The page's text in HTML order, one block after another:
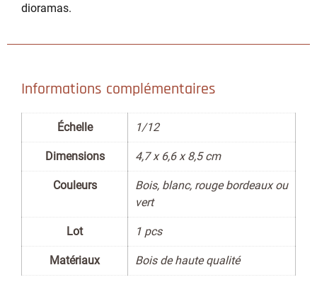
dioramas.
Informations complémentaires
Échelle 1/12
Dimensions 4,7 x 6,6 x 8,5 cm
Couleurs
Bois, blanc, rouge bordeaux ou
vert
Lot 1 pcs
Matériaux Bois de haute qualité